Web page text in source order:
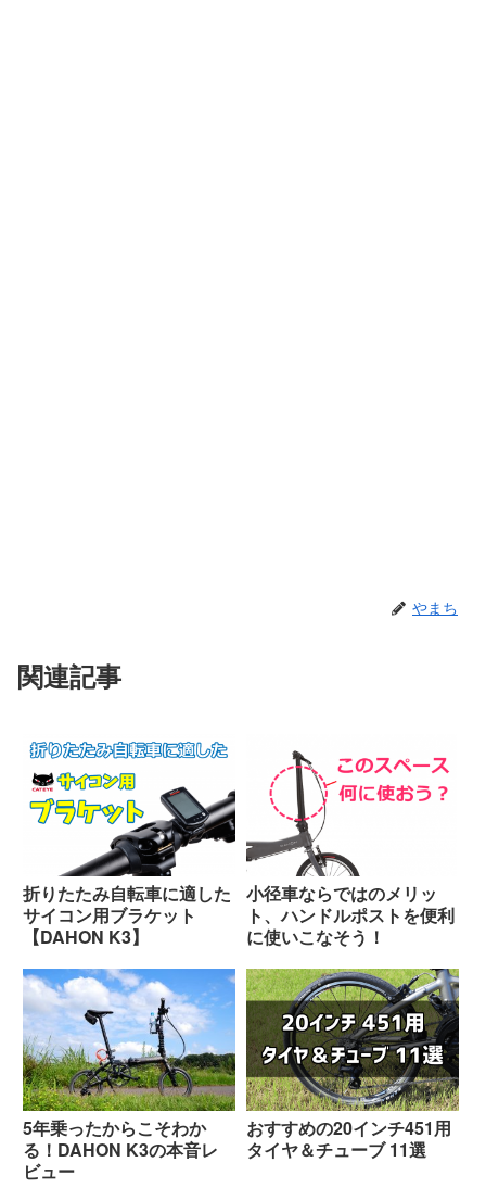
やまち
関連記事
折りたたみ自転車に適した
サイコン用ブラケット
【DAHON K3】
小径車ならではのメリッ
ト、ハンドルポストを便利
に使いこなそう！
5年乗ったからこそわか
る！DAHON K3の本音レ
ビュー
おすすめの20インチ451用
タイヤ＆チューブ 11選